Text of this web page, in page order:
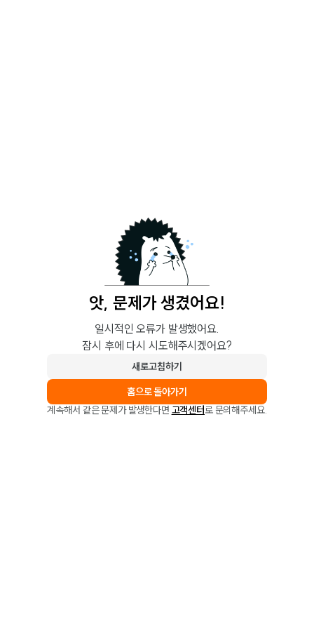
앗, 문제가 생겼어요!
일시적인 오류가 발생했어요.
잠시 후에 다시 시도해주시겠어요?
새로고침하기
홈으로 돌아가기
계속해서 같은 문제가 발생한다면 고객센터로 문의해주세요.